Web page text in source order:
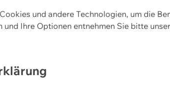
und andere Technologien, um die
und Ihre Optionen entnehmen Sie bitte